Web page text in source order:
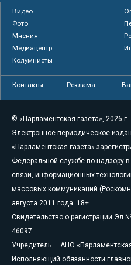
Видео
Фото
Мнения
Медиацентр
Колумнисты
Контакты Реклама
© «Парламентская газета», 2026 г.
Электронное периодическое
«Парламентская газета»
Федеральной службе по надзору
связи, информационных
массовых коммуникаций
августа 2011 года. 18+
Свидетельство о регистрации Эл
46097
Учредитель — АНО
Исполняющий обязанности